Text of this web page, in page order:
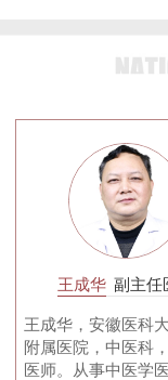
王成华 副主任
王成华，安徽医科
附属医院，中医科
医师。从事中医学医